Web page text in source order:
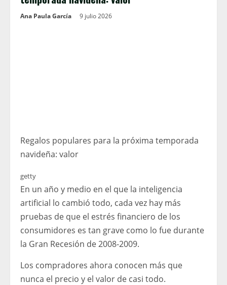
Ana Paula García 9 julio 2026
Regalos populares para la próxima temporada
navideña: valor
getty
En un año y medio en el que la inteligencia
artificial lo cambió todo, cada vez hay más
pruebas de que el estrés financiero de los
consumidores es tan grave como lo fue durante
la Gran Recesión de 2008-2009.
Los compradores ahora conocen más que
nunca el precio y el valor de casi todo.